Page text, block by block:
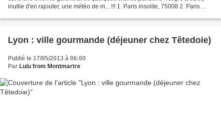
inutile d'en rajouter, une météo de m... !!! 1. Paris insolite, 75008 2. Paris
Lyon : ville gourmande (déjeuner chez Têtedoie)
Publié le 17/05/2013 à 06:00
Par Lulu from Montmartre